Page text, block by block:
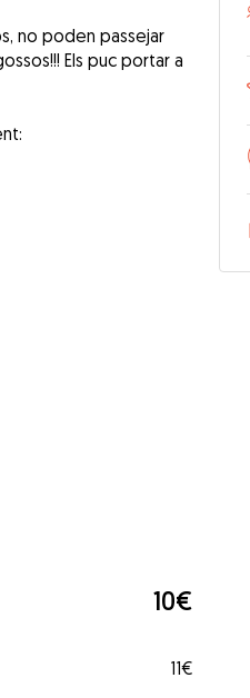
no poden passejar
Els puc portar a
10€
11€